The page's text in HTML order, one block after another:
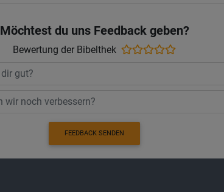
Möchtest du uns Feedback geben?
Bewertung der Bibelthek
FEEDBACK SENDEN